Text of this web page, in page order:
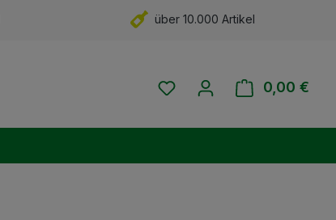
über 10.000 Artikel
Du hast 0 Produkte auf
0,00 €